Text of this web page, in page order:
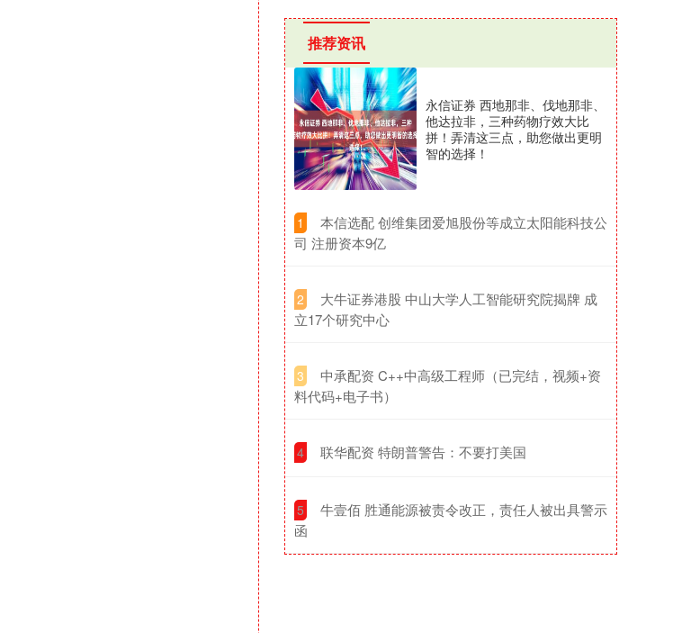
推荐资讯
永信证券 西地那非、伐地那非、
他达拉非，三种药物疗效大比
拼！弄清这三点，助您做出更明
智的选择！
1
​本信选配 创维集团爱旭股份等成立太阳能科技公
司 注册资本9亿
2
​大牛证券港股 中山大学人工智能研究院揭牌 成
立17个研究中心
3
​中承配资 C++中高级工程师（已完结，视频+资
料代码+电子书）
4 ​联华配资 特朗普警告：不要打美国
5
​牛壹佰 胜通能源被责令改正，责任人被出具警示
函